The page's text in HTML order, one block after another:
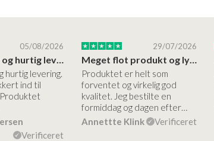
05/08/2026
Høj kvalitet og hurtig levering
hurtig levering.
ind til
Verificeret
29/07/2026
Meget flot produkt og lynhurtigt levering
Produktet er helt som
forventet og virkelig god
kvalitet. Jeg bestilte en
formiddag og dagen efter…
Annettte Klink
Verificeret